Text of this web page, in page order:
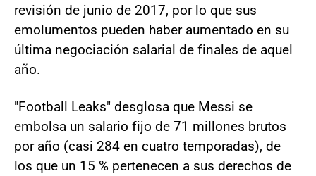
revisión de junio de 2017, por lo que sus
emolumentos pueden haber aumentado en su
última negociación salarial de finales de aquel
año.
"Football Leaks" desglosa que Messi se
embolsa un salario fijo de 71 millones brutos
por año (casi 284 en cuatro temporadas), de
los que un 15 % pertenecen a sus derechos de